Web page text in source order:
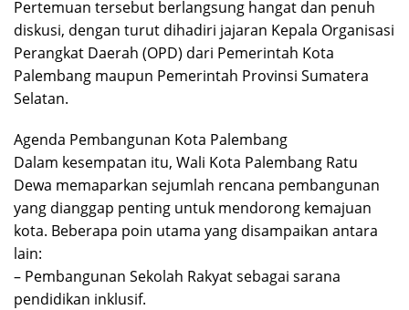
Pertemuan tersebut berlangsung hangat dan penuh
diskusi, dengan turut dihadiri jajaran Kepala Organisasi
Perangkat Daerah (OPD) dari Pemerintah Kota
Palembang maupun Pemerintah Provinsi Sumatera
Selatan.
Agenda Pembangunan Kota Palembang
Dalam kesempatan itu, Wali Kota Palembang Ratu
Dewa memaparkan sejumlah rencana pembangunan
yang dianggap penting untuk mendorong kemajuan
kota. Beberapa poin utama yang disampaikan antara
lain:
– Pembangunan Sekolah Rakyat sebagai sarana
pendidikan inklusif.